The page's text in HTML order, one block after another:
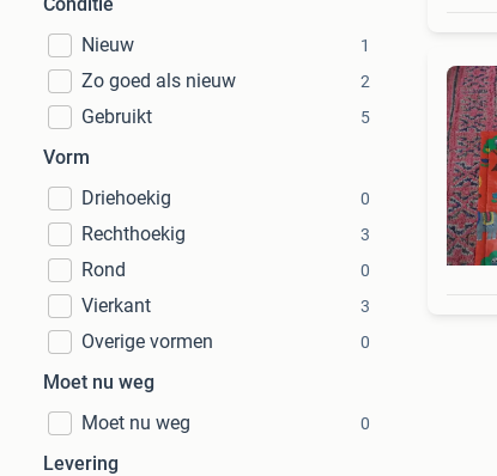
Nieuw
1
Zo goed als nieuw 2
Gebruikt 5
Vorm
Driehoekig
0
Rechthoekig 3
Rond 0
Vierkant 3
Overige vormen 0
Moet nu weg
Moet nu weg
0
Levering